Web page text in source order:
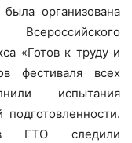
организована
«Готов к труду и
фестиваля всех
испытания
ГТО следили